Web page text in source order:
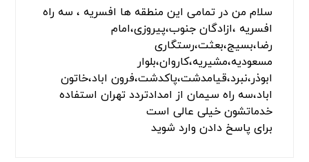
دکل دار، جرثقیل حمل خودرو، ... می باشد.
جهت درخواست امداد خودرو تهران، یدک کش تهران، حمل
خودرو تهران، خودرو بر تهران، خودروبر تهران با شماره تماس
های امداد خودرو تهران تماس حاصل فرمایید